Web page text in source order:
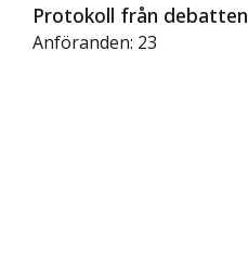
Protokoll från debatten
Anföranden: 23